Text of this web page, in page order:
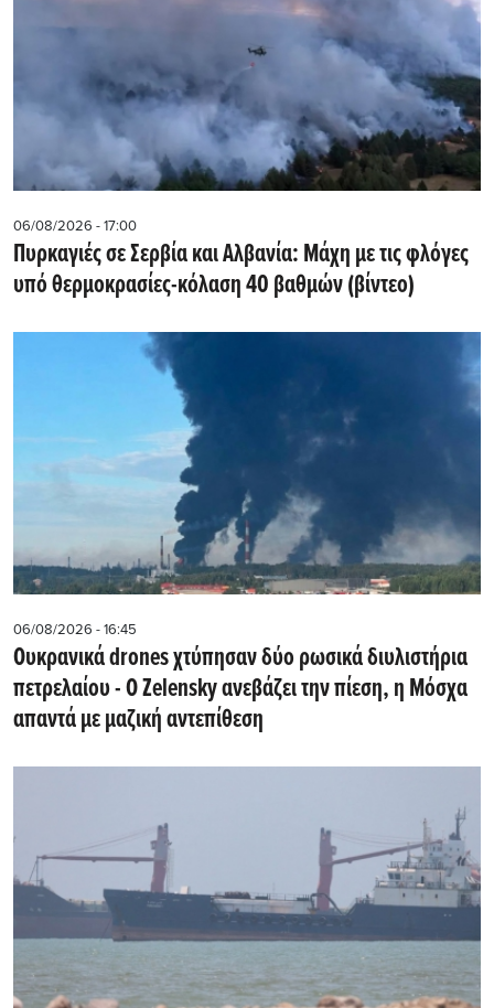
06/08/2026 - 17:00
Πυρκαγιές σε Σερβία και Αλβανία: Μάχη με τις φλόγες
υπό θερμοκρασίες-κόλαση 40 βαθμών (βίντεο)
06/08/2026 - 16:45
Ουκρανικά drones χτύπησαν δύο ρωσικά διυλιστήρια
πετρελαίου - Ο Zelensky ανεβάζει την πίεση, η Μόσχα
απαντά με μαζική αντεπίθεση